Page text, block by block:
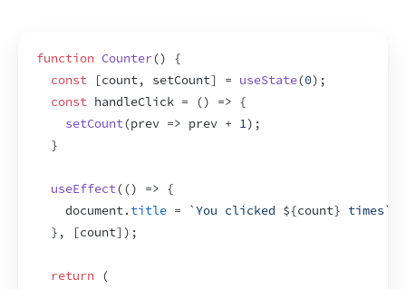
function Counter()
{
const
[count, setCount] = useState(0) ;
const handleClick = () => {
setCount(prev => prev + 1) ;
}
useEffect(() => {
document. title = `You clicked ${count} times`
} , [count] ) ;
return
(